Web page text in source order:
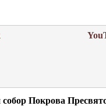
Покрова